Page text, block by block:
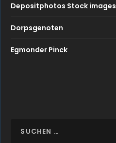
Depositphotos Stock images
Dorpsgenoten
Egmonder Pinck